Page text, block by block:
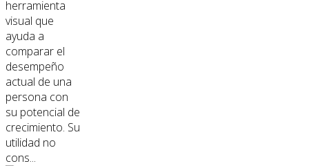
herramienta
visual que
ayuda a
comparar el
desempeño
actual de una
persona con
su potencial de
crecimiento. Su
utilidad no
cons...